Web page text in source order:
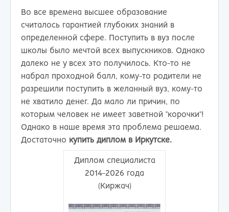
Во все времена высшее образование
считалось гарантией глубоких знаний в
определенной сфере. Поступить в вуз после
школы было мечтой всех выпускников. Однако
далеко не у всех это получилось. Кто-то не
набрал проходной балл, кому-то родители не
разрешили поступить в желанный вуз, кому-то
не хватило денег. Да мало ли причин, по
которым человек не имеет заветной "корочки"!
Однако в наше время эта проблема решаема.
Достаточно купить диплом в Иркутске.
Диплом специалиста
2014-2026 года
(Киржач)